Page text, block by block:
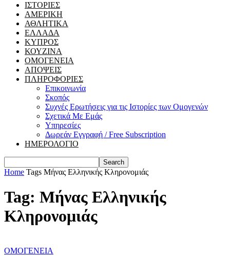
ΙΣΤΟΡΙΕΣ
ΑΜΕΡΙΚΗ
ΑΘΛΗΤΙΚΑ
ΕΛΛΑΔΑ
ΚΥΠΡΟΣ
ΚΟΥΖΙΝΑ
ΟΜΟΓΕΝΕΙΑ
ΑΠΟΨΕΙΣ
ΠΛΗΡΟΦΟΡΙΕΣ
Επικοινωνία
Σκοπός
Συχνές Ερωτήσεις για τις Ιστορίες των Ομογενών
Σχετικά Με Εμάς
Υπηρεσίες
Δωρεάν Εγγραφή / Free Subscription
ΗΜΕΡΟΛΟΓΙΟ
Home Tags Μήνας Ελληνικής Κληρονομιάς
Tag: Μήνας Ελληνικής
Κληρονομιάς
ΟΜΟΓΕΝΕΙΑ